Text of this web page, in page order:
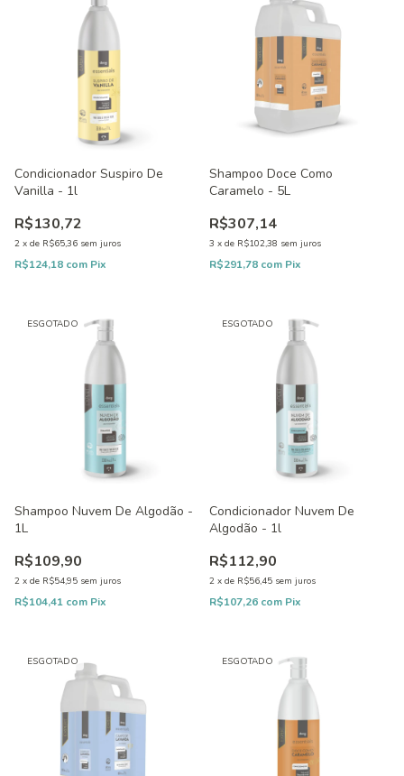
Condicionador Suspiro De
Vanilla - 1l
R$130,72
2 x de R$65,36 sem juros
R$124,18 com Pix
Shampoo Doce Como
Caramelo - 5L
R$307,14
3 x de R$102,38 sem juros
R$291,78 com Pix
ESGOTADO
Shampoo Nuvem De Algodão -
1L
R$109,90
2 x de R$54,95 sem juros
R$104,41 com Pix
ESGOTADO
Condicionador Nuvem De
Algodão - 1l
R$112,90
2 x de R$56,45 sem juros
R$107,26 com Pix
ESGOTADO ESGOTADO